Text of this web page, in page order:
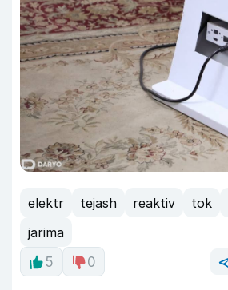
elektr tejash reaktiv tok
jarima
5
0